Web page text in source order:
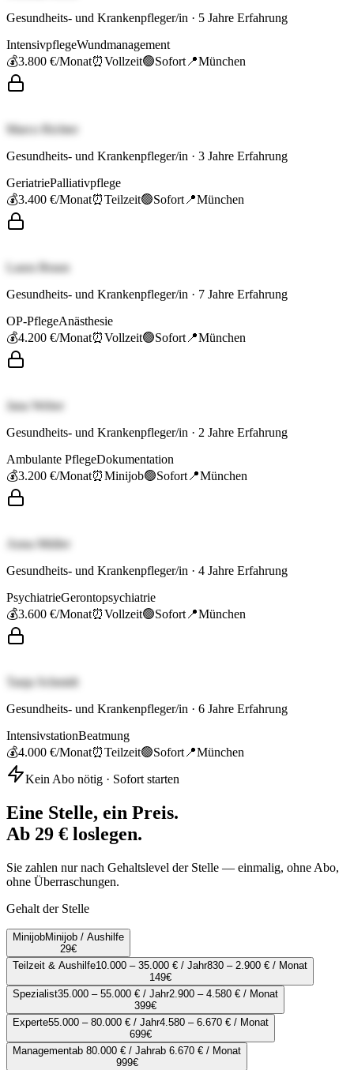
Gesundheits- und Krankenpfleger/in · 5 Jahre Erfahrung
IntensivpflegeWundmanagement
💰3.800 €/Monat⏰Vollzeit🟢Sofort 📍München
Marco Richter
Gesundheits- und Krankenpfleger/in · 3 Jahre Erfahrung
GeriatriePalliativpflege
💰3.400 €/Monat⏰Teilzeit🟢Sofort 📍München
Laura Braun
Gesundheits- und Krankenpfleger/in · 7 Jahre Erfahrung
OP-PflegeAnästhesie
💰4.200 €/Monat⏰Vollzeit🟢Sofort 📍München
Jana Weber
Gesundheits- und Krankenpfleger/in · 2 Jahre Erfahrung
Ambulante PflegeDokumentation
💰3.200 €/Monat⏰Minijob🟢Sofort 📍München
Anna Müller
Gesundheits- und Krankenpfleger/in · 4 Jahre Erfahrung
PsychiatrieGerontopsychiatrie
💰3.600 €/Monat⏰Vollzeit🟢Sofort 📍München
Tanja Schmidt
Gesundheits- und Krankenpfleger/in · 6 Jahre Erfahrung
IntensivstationBeatmung
💰4.000 €/Monat⏰Teilzeit🟢Sofort 📍München
Kein Abo nötig · Sofort starten
Eine Stelle, ein Preis.
Ab 29 € loslegen.
Sie zahlen nur nach Gehaltslevel der Stelle — einmalig, ohne Abo,
ohne Überraschungen.
Gehalt der Stelle
MinijobMinijob / Aushilfe
29€
Teilzeit & Aushilfe10.000 – 35.000 € / Jahr830 – 2.900 € / Monat
149€
Spezialist35.000 – 55.000 € / Jahr2.900 – 4.580 € / Monat
399€
Experte55.000 – 80.000 € / Jahr4.580 – 6.670 € / Monat
699€
Managementab 80.000 € / Jahrab 6.670 € / Monat
999€